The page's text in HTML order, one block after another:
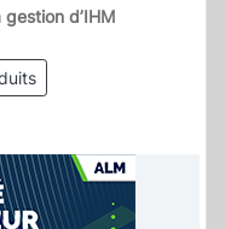
gestion d’IHM